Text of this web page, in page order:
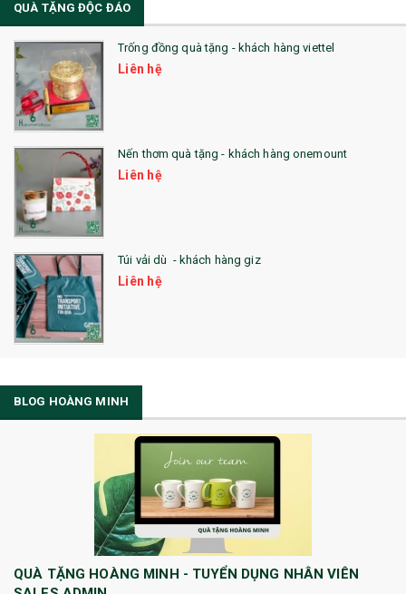
QUÀ TẶNG ĐỘC ĐÁO
Trống đồng quà tặng - khách hàng viettel
Liên hệ
Nến thơm quà tặng - khách hàng onemount
Liên hệ
Túi vải dù - khách hàng giz
Liên hệ
BLOG HOÀNG MINH
QUÀ TẶNG HOÀNG MINH - TUYỂN DỤNG NHÂN VIÊN